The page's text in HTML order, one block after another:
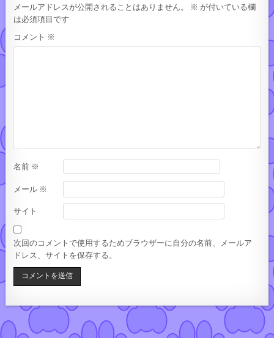
メールアドレスが公開されることはありません。 ※ が付いている欄
は必須項目です
コメント ※
名前 ※
メール ※
サイト
次回のコメントで使用するためブラウザーに自分の名前、メールア
ドレス、サイトを保存する。